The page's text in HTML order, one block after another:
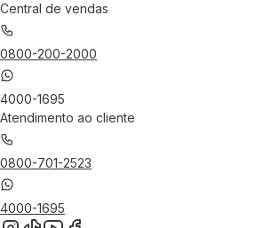
Central de vendas
0800-200-2000
4000-1695
Atendimento ao cliente
0800-701-2523
4000-1695